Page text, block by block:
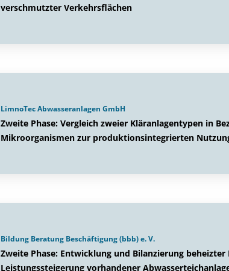
verschmutzter Verkehrsflächen
LimnoTec Abwasseranlagen GmbH
Zweite Phase: Vergleich zweier Kläranlagentypen in
Mikroorganismen zur produktionsintegrierten
Bildung Beratung Beschäftigung (bbb) e. V.
Zweite Phase: Entwicklung und Bilanzierung
Leistungssteigerung vorhandener